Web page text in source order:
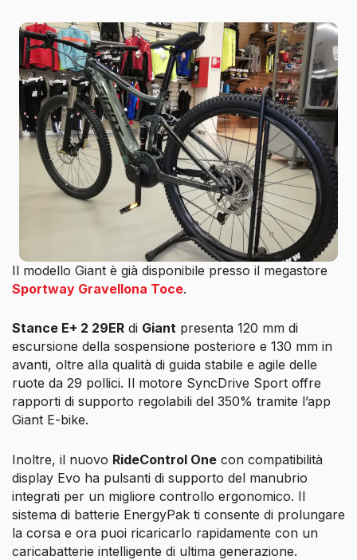
Il modello Giant è già disponibile presso il megastore
Sportway Gravellona Toce.
Stance E+ 2 29ER di Giant presenta 120 mm di
escursione della sospensione posteriore e 130 mm in
avanti, oltre alla qualità di guida stabile e agile delle
ruote da 29 pollici. Il motore SyncDrive Sport offre
rapporti di supporto regolabili del 350% tramite l’app
Giant E-bike.
Inoltre, il nuovo RideControl One con compatibilità
display Evo ha pulsanti di supporto del manubrio
integrati per un migliore controllo ergonomico. Il
sistema di batterie EnergyPak ti consente di prolungare
la corsa e ora puoi ricaricarlo rapidamente con un
caricabatterie intelligente di ultima generazione.